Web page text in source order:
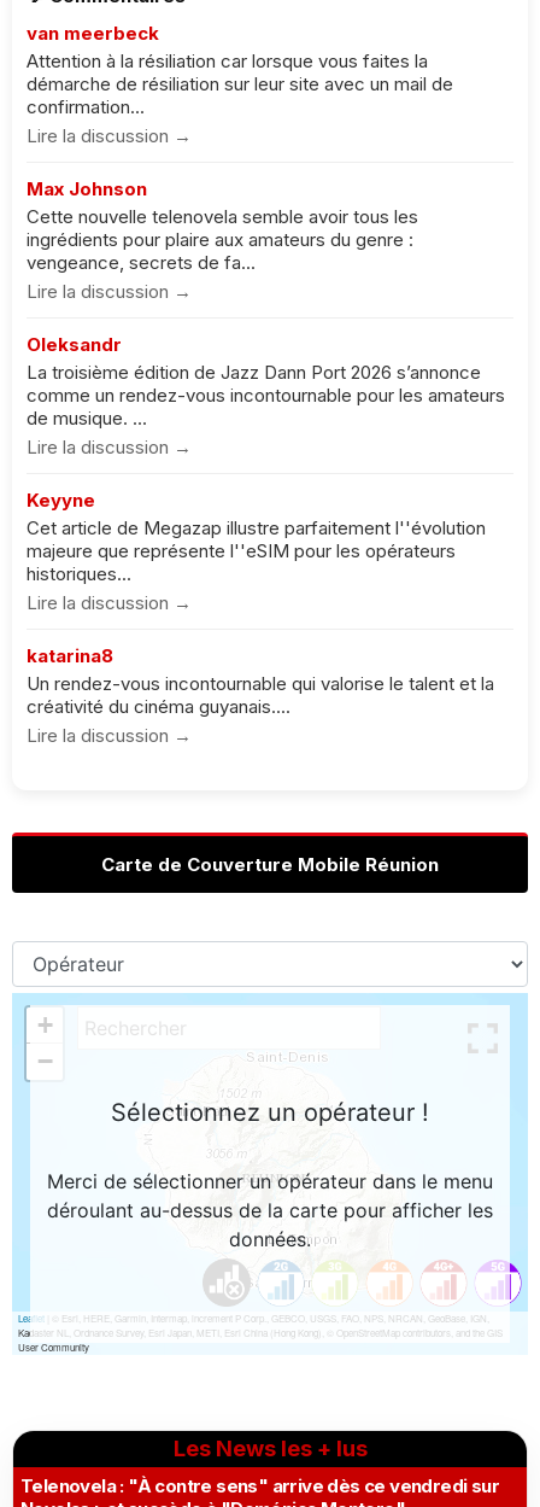
van meerbeck
Attention à la résiliation car lorsque vous faites la
démarche de résiliation sur leur site avec un mail de
confirmation...
Lire la discussion →
Max Johnson
Cette nouvelle telenovela semble avoir tous les
ingrédients pour plaire aux amateurs du genre :
vengeance, secrets de fa...
Lire la discussion →
Oleksandr
La troisième édition de Jazz Dann Port 2026 s’annonce
comme un rendez-vous incontournable pour les amateurs
de musique. ...
Lire la discussion →
Keyyne
Cet article de Megazap illustre parfaitement l''évolution
majeure que représente l''eSIM pour les opérateurs
historiques...
Lire la discussion →
katarina8
Un rendez-vous incontournable qui valorise le talent et la
créativité du cinéma guyanais....
Lire la discussion →
Carte de Couverture Mobile Réunion
Les News les + lus
Telenovela : "À contre sens" arrive dès ce vendredi sur